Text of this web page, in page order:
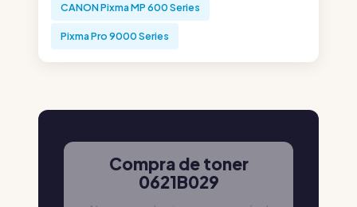
CANON Pixma MP 600 Series
Pixma Pro 9000 Series
Compra de toner
0621B029